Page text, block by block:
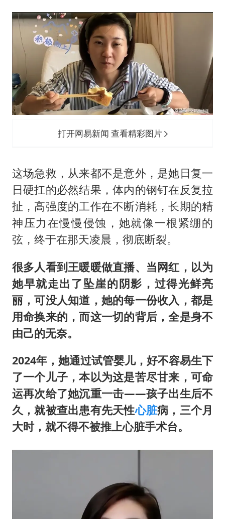
打开网易新闻 查看精彩图片
这场急救，从来都不是意外，是她日复一
日硬扛的必然结果，体内的钢钉在反复拉
扯，高强度的工作在不断消耗，长期的精
神压力在慢慢侵蚀，她就像一根紧绷的
弦，终于在那天凌晨，彻底断裂。
很多人看到王暖暖做直播、当网红，以为
她早就走出了坠崖的阴影，过得光鲜亮
丽，可没人知道，她的每一份收入，都是
用命换来的，而这一切的背后，全是身不
由己的无奈。
2024年，她通过试管婴儿，好不容易生下
了一个儿子，本以为这是苦尽甘来，可命
运再次给了她沉重一击——孩子出生后不
久，就被查出患有先天性心脏病，三个月
大时，就不得不被推上心脏手术台。